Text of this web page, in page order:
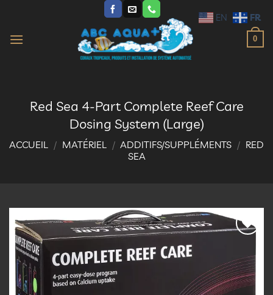
contenu
0
Red Sea 4-Part Complete Reef Care
Dosing System (Large)
ACCUEIL / MATÉRIEL / ADDITIFS/SUPPLÉMENTS / RED
SEA
à la
liste
d’envies
EN FR